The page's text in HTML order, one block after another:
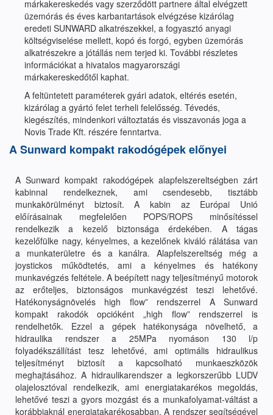
márkakereskedés vagy szerződött partnere által elvégzett
üzemórás és éves karbantartások elvégzése kizárólag
eredeti SUNWARD alkatrészekkel, a fogyasztó anyagi
költségviselése mellett, kopó és forgó, egyben üzemórás
alkatrészekre a jótállás nem terjed ki. További részletes
információkat a hivatalos magyarországi
márkakereskedőtől kaphat.
A feltüntetett paraméterek gyári adatok, eltérés esetén,
kizárólag a gyártó felet terheli felelősség. Tévedés,
kiegészítés, mindenkori változtatás és visszavonás joga a
Novis Trade Kft. részére fenntartva.
A Sunward kompakt rakodógépek előnyei
A Sunward kompakt rakodógépek alapfelszereltségben zárt
kabinnal rendelkeznek, ami csendesebb, tisztább
munkakörülményt biztosít. A kabin az Európai Unió
előírásainak megfelelően POPS/ROPS minősítéssel
rendelkezik a kezelő biztonsága érdekében. A tágas
kezelőfülke nagy, kényelmes, a kezelőnek kiváló rálátása van
a munkaterületre és a kanálra. Alapfelszereltség még a
joystickos működtetés, ami a kényelmes és hatékony
munkavégzés feltétele. A beépített nagy teljesítményű motorok
az erőteljes, biztonságos munkavégzést teszi lehetővé.
Hatékonyságnövelés high flow” rendszerrel A Sunward
kompakt rakodók opcióként „high flow” rendszerrel is
rendelhetők. Ezzel a gépek hatékonysága növelhető, a
hidraulika rendszer a 25MPa nyomáson 130 l/p
folyadékszállítást tesz lehetővé, ami optimális hidraulikus
teljesítményt biztosít a kapcsolható munkaeszközök
meghajtásához. A hidraulikarendszer a legkorszerűbb LUDV
olajelosztóval rendelkezik, ami energiatakarékos megoldás,
lehetővé teszi a gyors mozgást és a munkafolyamat-váltást a
korábbiaknál energiatakarékosabban. A rendszer segítségével